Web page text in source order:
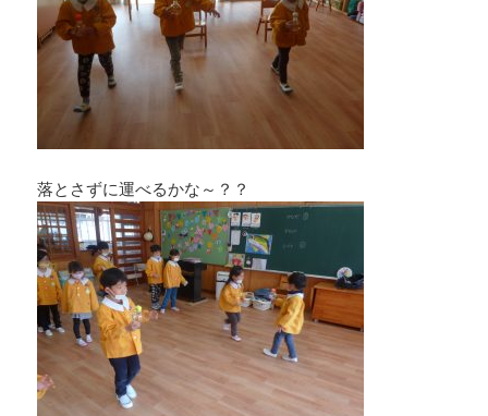
落とさずに運べるかな～？？